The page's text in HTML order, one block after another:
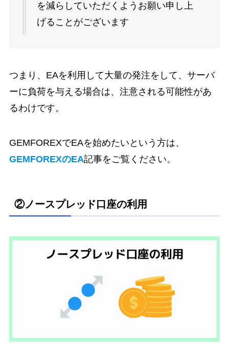
を減らしていただくようお願い申し上
げることがございます
つまり、EAを利用して大量の発注をして、サーバ
ーに負荷を与える場合は、注意される可能性があ
るわけです。
GEMFOREXでEAを始めたいという方は、
GEMFOREXのEA記事をご覧ください。
②ノースプレッド口座の利用